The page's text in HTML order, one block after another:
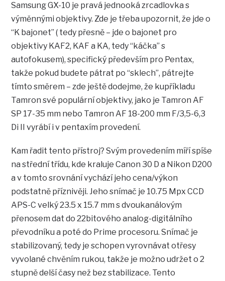
Samsung GX-10 je pravá jednooká zrcadlovka s
výměnnými objektivy. Zde je třeba upozornit, že jde o
“K bajonet” ( tedy přesně – jde o bajonet pro
objektivy KAF2, KAF a KA, tedy “káčka” s
autofokusem), specifický především pro Pentax,
takže pokud budete pátrat po “sklech”, pátrejte
tímto směrem – zde ještě dodejme, že kupříkladu
Tamron své populární objektivy, jako je Tamron AF
SP 17-35 mm nebo Tamron AF 18-200 mm F/3,5-6,3
Di II vyrábí i v pentaxím provedení.
Kam řadit tento přístroj? Svým provedením míří spíše
na střední třídu, kde kraluje Canon 30 D a Nikon D200
a v tomto srovnání vychází jeho cena/výkon
podstatně příznivěji. Jeho snímač je 10.75 Mpx CCD
APS-C velký 23.5 x 15.7 mm s dvoukanálovým
přenosem dat do 22bitového analog-digitálního
převodníku a poté do Prime procesoru. Snímač je
stabilizovaný, tedy je schopen vyrovnávat otřesy
vyvolané chvěním rukou, takže je možno udržet o 2
stupně delší časy než bez stabilizace. Tento